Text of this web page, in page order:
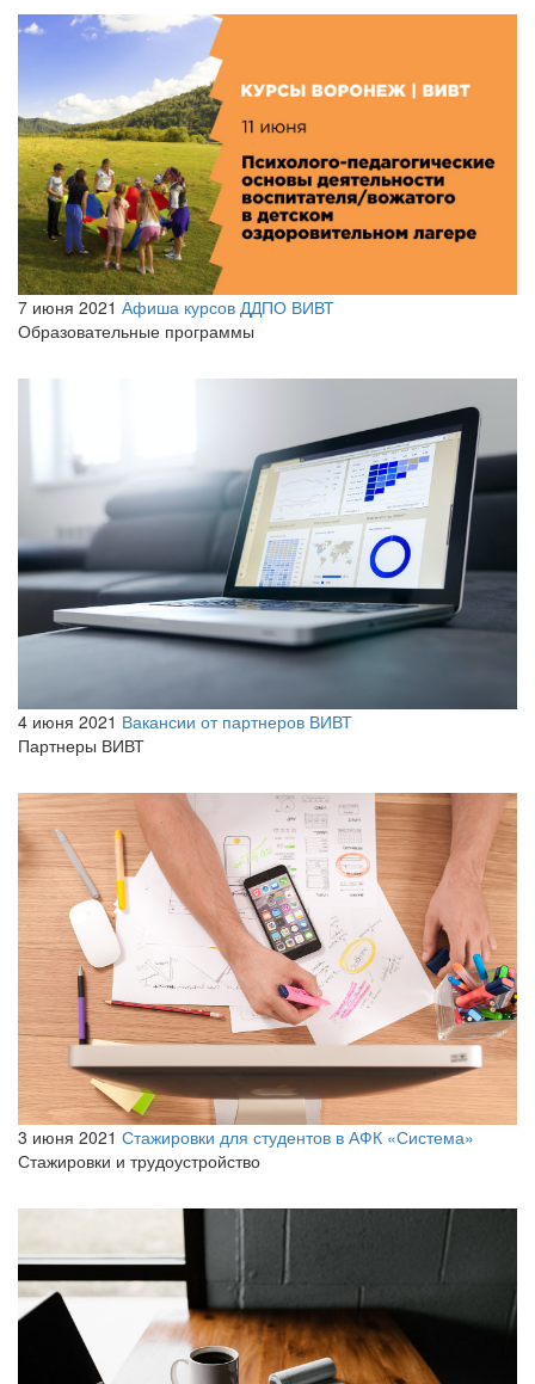
7 июня 2021 Афиша курсов ДДПО ВИВТ
Образовательные программы
4 июня 2021 Вакансии от партнеров ВИВТ
Партнеры ВИВТ
3 июня 2021 Стажировки для студентов в АФК «Система»
Стажировки и трудоустройство